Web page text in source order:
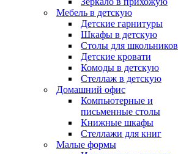
Мебель в детскую
Детские гарнитуры
Шкафы в детскую
Столы для школьников
Детские кровати
Комоды в детскую
Стеллаж в детскую
Домашний офис
Компьютерные и
письменные столы
Книжные шкафы
Стеллажи для книг
Малые формы